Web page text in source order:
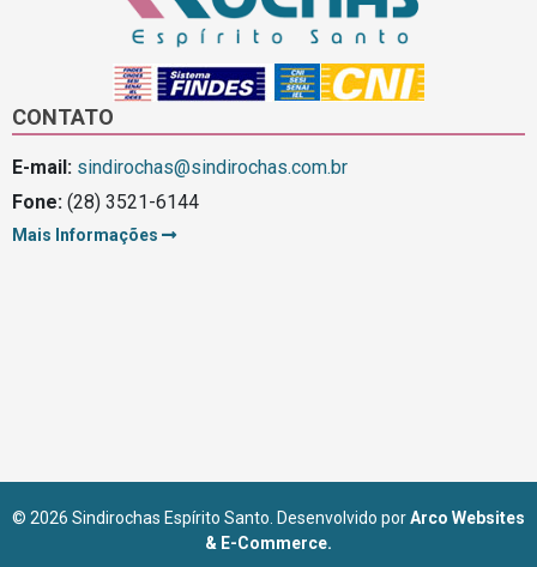
CONTATO
E-mail: sindirochas@sindirochas.com.br
Fone: (28) 3521-6144
Mais Informações
© 2026 Sindirochas Espírito Santo. Desenvolvido porArco Websites
& E-Commerce.